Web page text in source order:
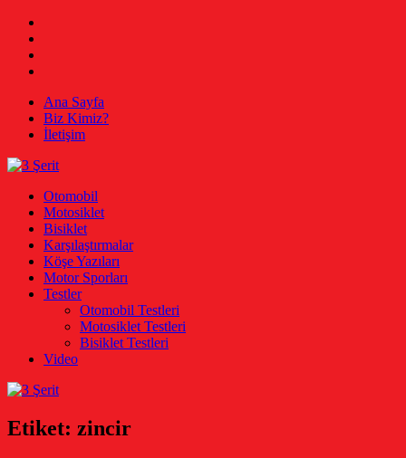
Skip
content
Ana Sayfa
Biz Kimiz?
İletişim
3 Şerit
Otomobil, Motosiklet, Bisiklet
Otomobil
Motosiklet
Bisiklet
Karşılaştırmalar
Köşe Yazıları
Motor Sporları
Testler
Otomobil Testleri
Motosiklet Testleri
Bisiklet Testleri
Video
Etiket: zincir